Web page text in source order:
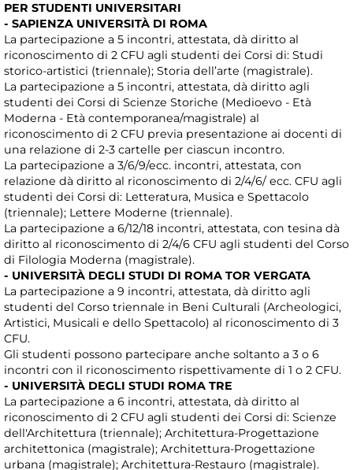
PER STUDENTI UNIVERSITARI
- SAPIENZA UNIVERSITÀ DI ROMA
La partecipazione a 5 incontri, attestata, dà diritto al
riconoscimento di 2 CFU agli studenti dei Corsi di: Studi
storico-artistici (triennale); Storia dell’arte (magistrale).
La partecipazione a 5 incontri, attestata, dà diritto agli
studenti dei Corsi di Scienze Storiche (Medioevo - Età
Moderna - Età contemporanea/magistrale) al
riconoscimento di 2 CFU previa presentazione ai docenti di
una relazione di 2-3 cartelle per ciascun incontro.
La partecipazione a 3/6/9/ecc. incontri, attestata, con
relazione dà diritto al riconoscimento di 2/4/6/ ecc. CFU agli
studenti dei Corsi di: Letteratura, Musica e Spettacolo
(triennale); Lettere Moderne (triennale).
La partecipazione a 6/12/18 incontri, attestata, con tesina dà
diritto al riconoscimento di 2/4/6 CFU agli studenti del Corso
di Filologia Moderna (magistrale).
- UNIVERSITÀ DEGLI STUDI DI ROMA TOR VERGATA
La partecipazione a 9 incontri, attestata, dà diritto agli
studenti del Corso triennale in Beni Culturali (Archeologici,
Artistici, Musicali e dello Spettacolo) al riconoscimento di 3
CFU.
Gli studenti possono partecipare anche soltanto a 3 o 6
incontri con il riconoscimento rispettivamente di 1 o 2 CFU.
- UNIVERSITÀ DEGLI STUDI ROMA TRE
La partecipazione a 6 incontri, attestata, dà diritto al
riconoscimento di 2 CFU agli studenti dei Corsi di: Scienze
dell'Architettura (triennale); Architettura-Progettazione
architettonica (magistrale); Architettura-Progettazione
urbana (magistrale); Architettura-Restauro (magistrale).